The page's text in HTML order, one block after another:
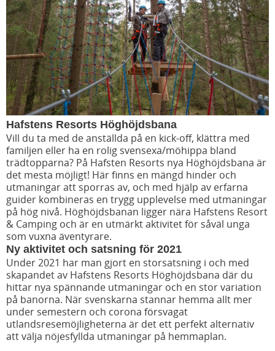
Hafstens Resorts Höghöjdsbana
Vill du ta med de anställda på en kick-off, klättra med
familjen eller ha en rolig svensexa/möhippa bland
trädtopparna? På Hafsten Resorts nya Höghöjdsbana är
det mesta möjligt! Här finns en mängd hinder och
utmaningar att sporras av, och med hjälp av erfarna
guider kombineras en trygg upplevelse med utmaningar
på hög nivå. Höghöjdsbanan ligger nära Hafstens Resort
& Camping och är en utmärkt aktivitet för såväl unga
som vuxna äventyrare.
Ny aktivitet och satsning för 2021
Under 2021 har man gjort en storsatsning i och med
skapandet av Hafstens Resorts Höghöjdsbana där du
hittar nya spännande utmaningar och en stor variation
på banorna. När svenskarna stannar hemma allt mer
under semestern och corona försvagat
utlandsresemöjligheterna är det ett perfekt alternativ
att välja nöjesfyllda utmaningar på hemmaplan.